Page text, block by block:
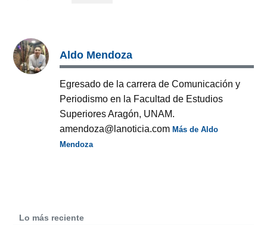
Aldo Mendoza
Egresado de la carrera de Comunicación y
Periodismo en la Facultad de Estudios
Superiores Aragón, UNAM.
amendoza@lanoticia.comMás de Aldo
Mendoza
Lo más reciente